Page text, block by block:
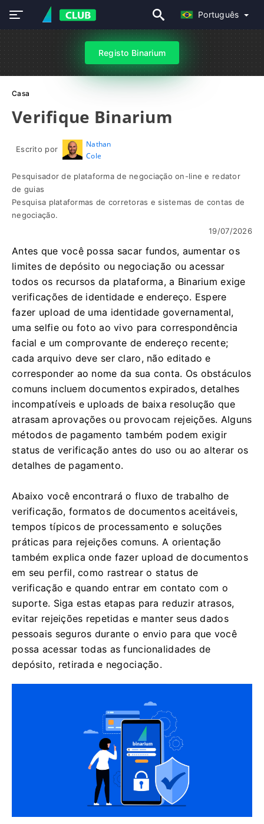
Português
Registo Binarium
Casa
Verifique Binarium
Escrito por
Nathan
Cole
Pesquisador de plataforma de negociação on-line e redator
de guias
Pesquisa plataformas de corretoras e sistemas de contas de
negociação.
19/07/2026
Antes que você possa sacar fundos, aumentar os
limites de depósito ou negociação ou acessar
todos os recursos da plataforma, a Binarium exige
verificações de identidade e endereço. Espere
fazer upload de uma identidade governamental,
uma selfie ou foto ao vivo para correspondência
facial e um comprovante de endereço recente;
cada arquivo deve ser claro, não editado e
corresponder ao nome da sua conta. Os obstáculos
comuns incluem documentos expirados, detalhes
incompatíveis e uploads de baixa resolução que
atrasam aprovações ou provocam rejeições. Alguns
métodos de pagamento também podem exigir
status de verificação antes do uso ou ao alterar os
detalhes de pagamento.
Abaixo você encontrará o fluxo de trabalho de
verificação, formatos de documentos aceitáveis,
tempos típicos de processamento e soluções
práticas para rejeições comuns. A orientação
também explica onde fazer upload de documentos
em seu perfil, como rastrear o status de
verificação e quando entrar em contato com o
suporte. Siga estas etapas para reduzir atrasos,
evitar rejeições repetidas e manter seus dados
pessoais seguros durante o envio para que você
possa acessar todas as funcionalidades de
depósito, retirada e negociação.